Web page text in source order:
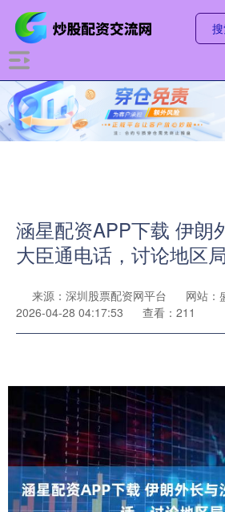
涵星配资APP下载 伊朗
大臣通电话，讨论地区
来源：深圳股票配资网平台 网站：
2026-04-28 04:17:53
查看：211